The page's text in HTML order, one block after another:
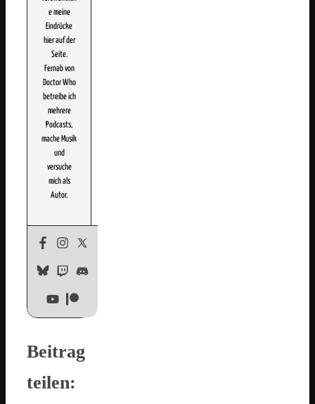
e meine
Eindrücke
hier auf der
Seite.
Fernab von
Doctor Who
betreibe ich
mehrere
Podcasts,
mache Musik
und
versuche
mich als
Autor.
Beitrag
teilen: